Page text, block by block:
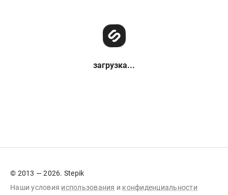
загрузка...
© 2013 — 2026. Stepik
Наши условия использования и конфиденциальности